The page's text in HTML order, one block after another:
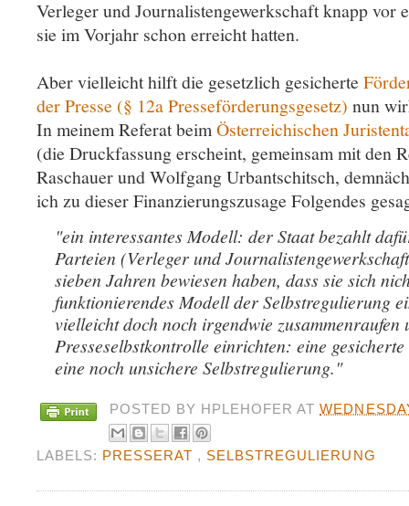
Verleger und Journalistengewerkschaft knapp vor
sie im Vorjahr schon erreicht hatten.
Aber vielleicht hilft die gesetzlich gesicherte
der Presse (§ 12a Presseförderungsgesetz) nun
In meinem Referat beimÖsterreichischen
(die Druckfassung erscheint, gemeinsam mit den
Raschauer und Wolfgang Urbantschitsch,
ich zu dieser Finanzierungszusage Folgendes
"ein interessantes Modell: der Staat bezahlt
Parteien (Verleger und
sieben Jahren bewiesen haben, dass sie sich
funktionierendes Modell der Selbstregulierung
vielleicht doch noch irgendwie zusammenraufen
Presseselbstkontrolle einrichten: eine
eine noch unsichere Selbstregulierung."
POSTED BY HPLEHOFERAT
LABELS: PRESSERAT , SELBSTREGULIERUNG